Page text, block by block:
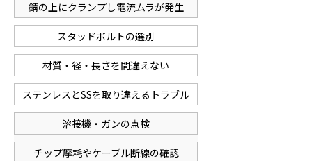
錆の上にクランプし電流ムラが発生
スタッドボルトの選別
材質・径・長さを間違えない
ステンレスとSSを取り違えるトラブル
溶接機・ガンの点検
チップ摩耗やケーブル断線の確認